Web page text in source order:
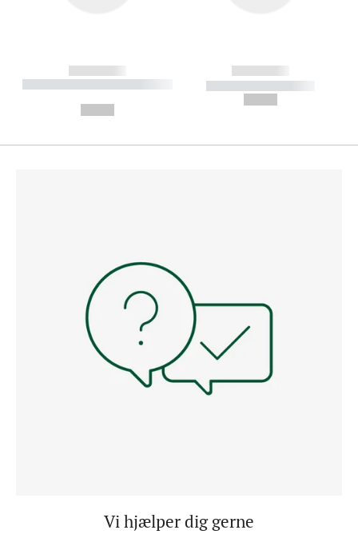
------------
----------- ----------- --------
------------
----------- -----------
Vi hjælper dig gerne